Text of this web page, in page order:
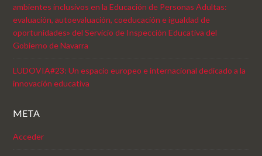
ambientes inclusivos en la Educación de Personas Adultas:
evaluación, autoevaluación, coeducación e igualdad de
oportunidades» del Servicio de Inspección Educativa del
Gobierno de Navarra
LUDOVIA#23: Un espacio europeo e internacional dedicado a la
innovación educativa
META
Acceder